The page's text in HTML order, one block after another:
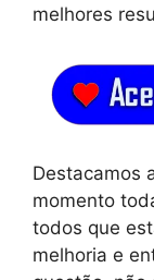
melhores
Destacamos
momento
todos que
melhoria e